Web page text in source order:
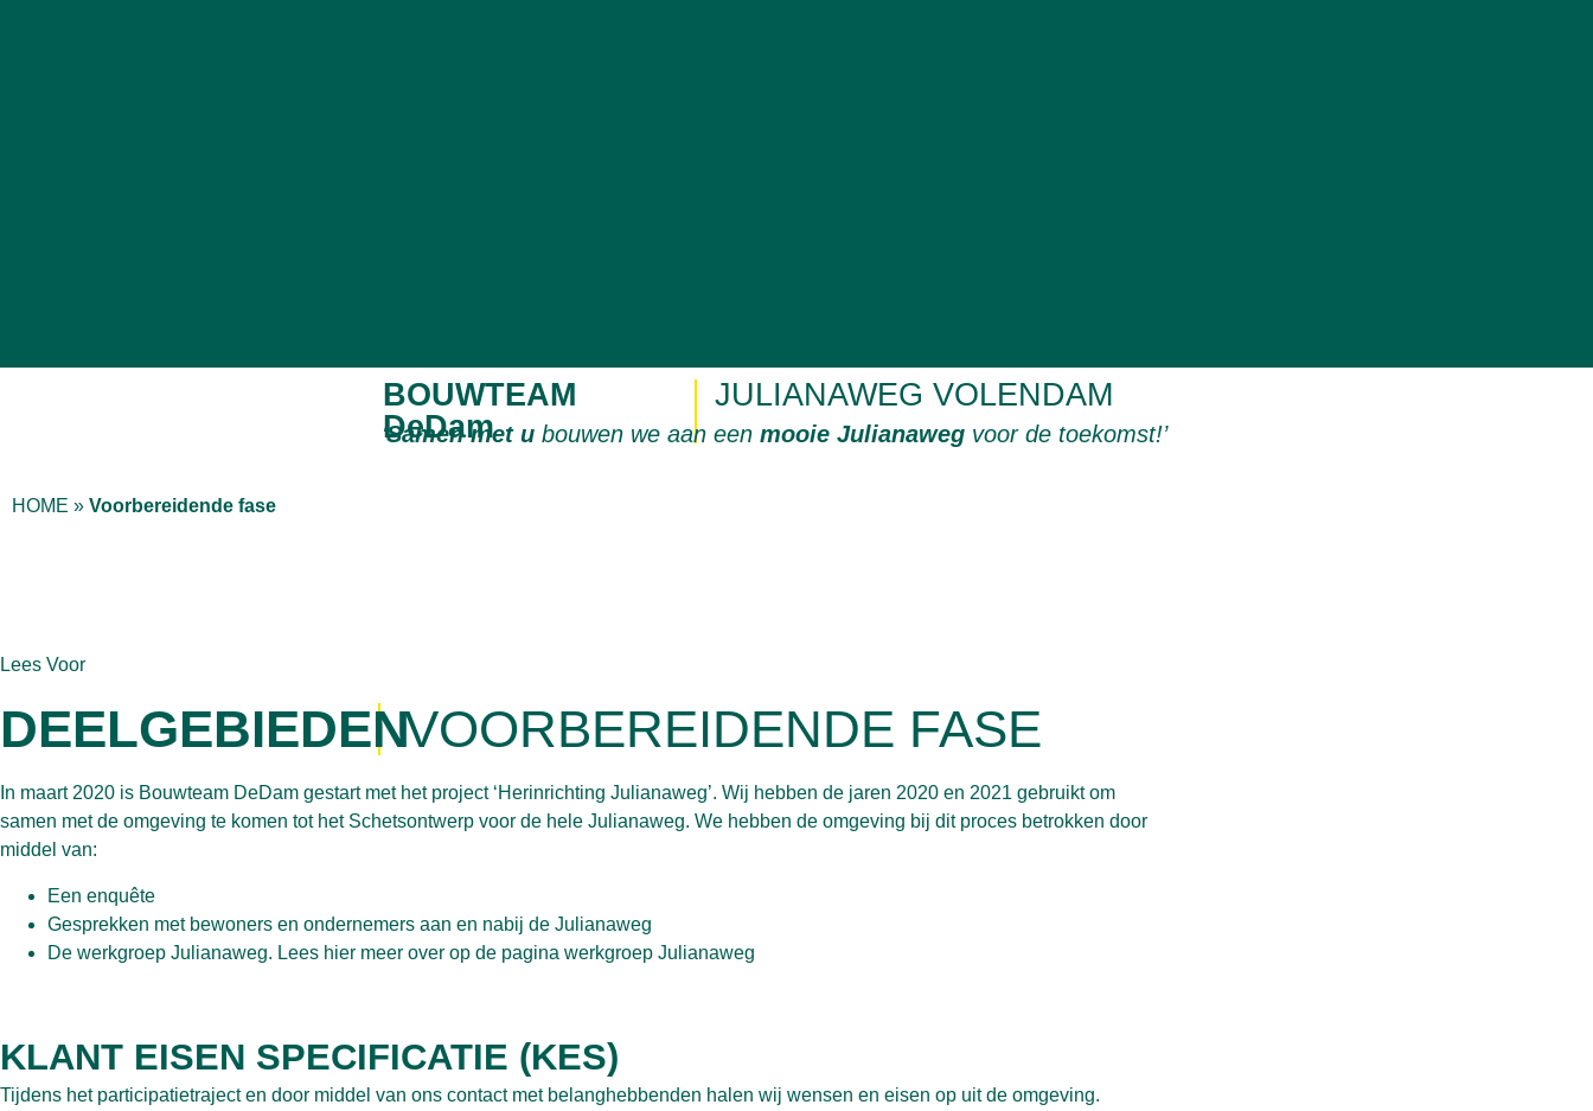
BOUWTEAM
DeDam
JULIANAWEG VOLENDAM
‘Samen met ubouwen we aan een mooie Julianawegvoor de toekomst!’
HOME » Voorbereidende fase
Lees Voor
DEELGEBIEDENVOORBEREIDENDE FASE
In maart 2020 is Bouwteam DeDam gestart met het project ‘Herinrichting Julianaweg’. Wij hebben de jaren 2020 en 2021 gebruikt om
samen met de omgeving te komen tot het Schetsontwerp voor de hele Julianaweg. We hebben de omgeving bij dit proces betrokken door
middel van:
Een enquête
Gesprekken met bewoners en ondernemers aan en nabij de Julianaweg
De werkgroep Julianaweg. Lees hier meer over op de pagina werkgroep Julianaweg
KLANT EISEN SPECIFICATIE (KES)
Tijdens het participatietraject en door middel van ons contact met belanghebbenden halen wij wensen en eisen op uit de omgeving.